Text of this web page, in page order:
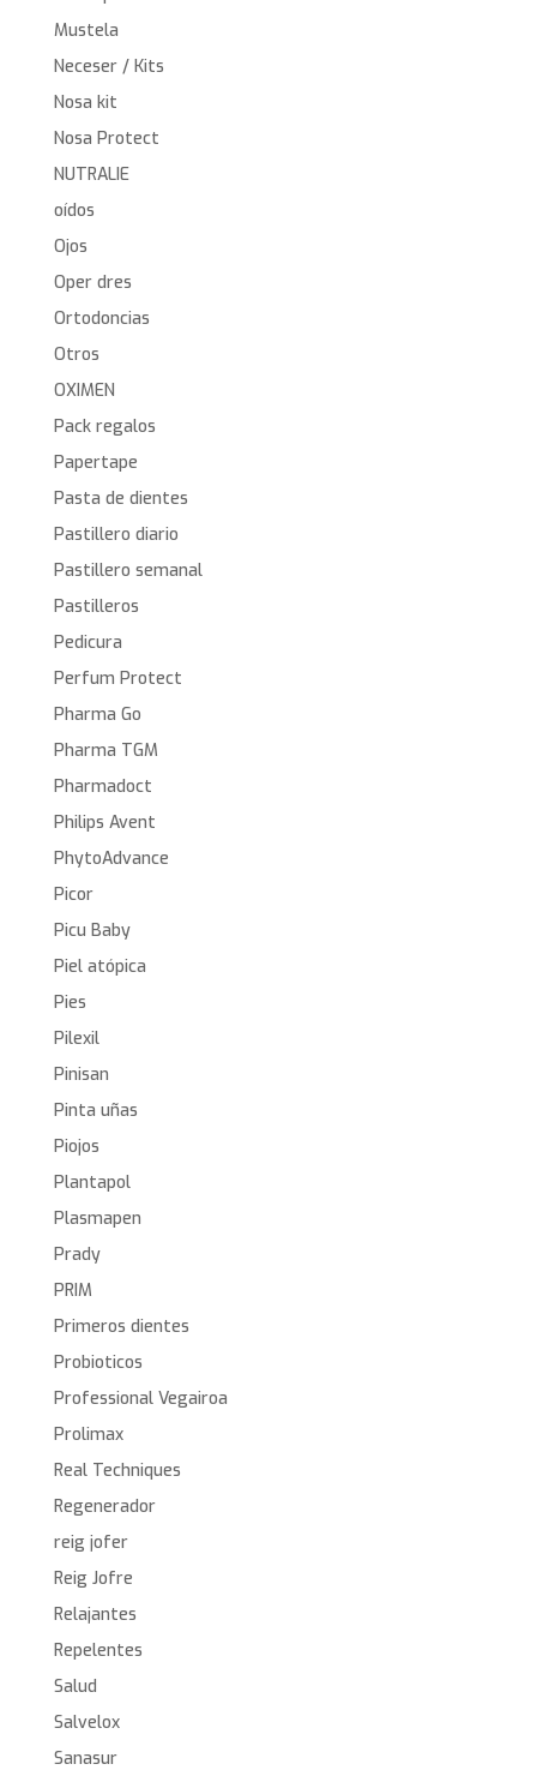
Mustela
Neceser / Kits
Nosa kit
Nosa Protect
NUTRALIE
oídos
Ojos
Oper dres
Ortodoncias
Otros
OXIMEN
Pack regalos
Papertape
Pasta de dientes
Pastillero diario
Pastillero semanal
Pastilleros
Pedicura
Perfum Protect
Pharma Go
Pharma TGM
Pharmadoct
Philips Avent
PhytoAdvance
Picor
Picu Baby
Piel atópica
Pies
Pilexil
Pinisan
Pinta uñas
Piojos
Plantapol
Plasmapen
Prady
PRIM
Primeros dientes
Probioticos
Professional Vegairoa
Prolimax
Real Techniques
Regenerador
reig jofer
Reig Jofre
Relajantes
Repelentes
Salud
Salvelox
Sanasur